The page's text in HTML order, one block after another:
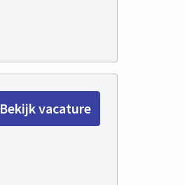
Bekijk vacature